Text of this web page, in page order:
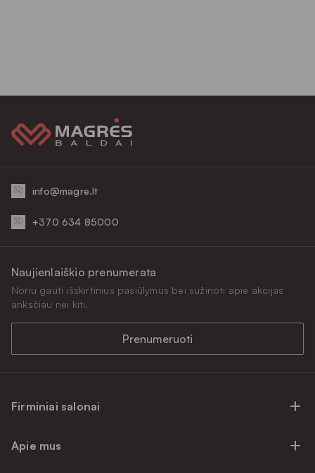
info@magre.lt
+370 634 85000
Firminiai salonai
Apie mus
Naujienlaiškio prenumerata
Noriu gauti išskirtinius pasiūlymus bei sužinoti apie akcijas
anksčiau nei kiti.
Prenumeruoti